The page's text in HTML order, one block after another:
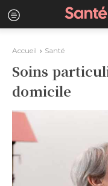
Accueil Santé
Soins
domicile